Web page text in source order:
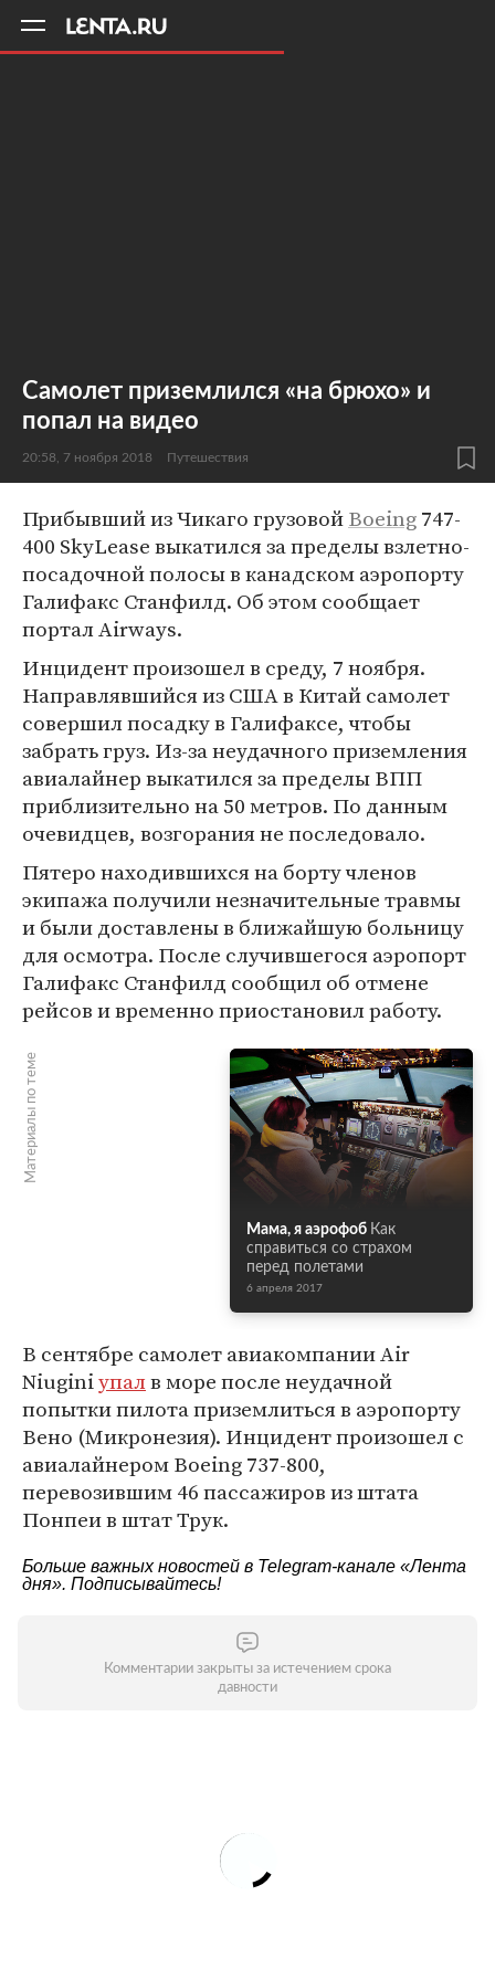
Самолет приземлился «на брюхо» и
попал на видео
20:58, 7 ноября 2018 Путешествия
Прибывший из Чикаго грузовойBoeing747-
400 SkyLease выкатился за пределы взлетно-
посадочной полосы в канадском аэропорту
Галифакс Станфилд. Об этом сообщает
портал Airways.
Инцидент произошел в среду, 7 ноября.
Направлявшийся из США в Китай самолет
совершил посадку в Галифаксе, чтобы
забрать груз. Из-за неудачного приземления
авиалайнер выкатился за пределы ВПП
приблизительно на 50 метров. По данным
очевидцев, возгорания не последовало.
Пятеро находившихся на борту членов
экипажа получили незначительные травмы
и были доставлены в ближайшую больницу
для осмотра. После случившегося аэропорт
Галифакс Станфилд сообщил об отмене
рейсов и временно приостановил работу.
Материалы по теме
Мама, я аэрофоб Как
справиться со страхом
перед полетами
6 апреля 2017
В сентябре самолет авиакомпании Air
Niuginiупалв море после неудачной
попытки пилота приземлиться в аэропорту
Вено (Микронезия). Инцидент произошел с
авиалайнером Boeing 737-800,
перевозившим 46 пассажиров из штата
Понпеи в штат Трук.
Больше важных новостей в Telegram-канале «Лента
дня». Подписывайтесь!
Комментарии закрыты за истечением срока
давности